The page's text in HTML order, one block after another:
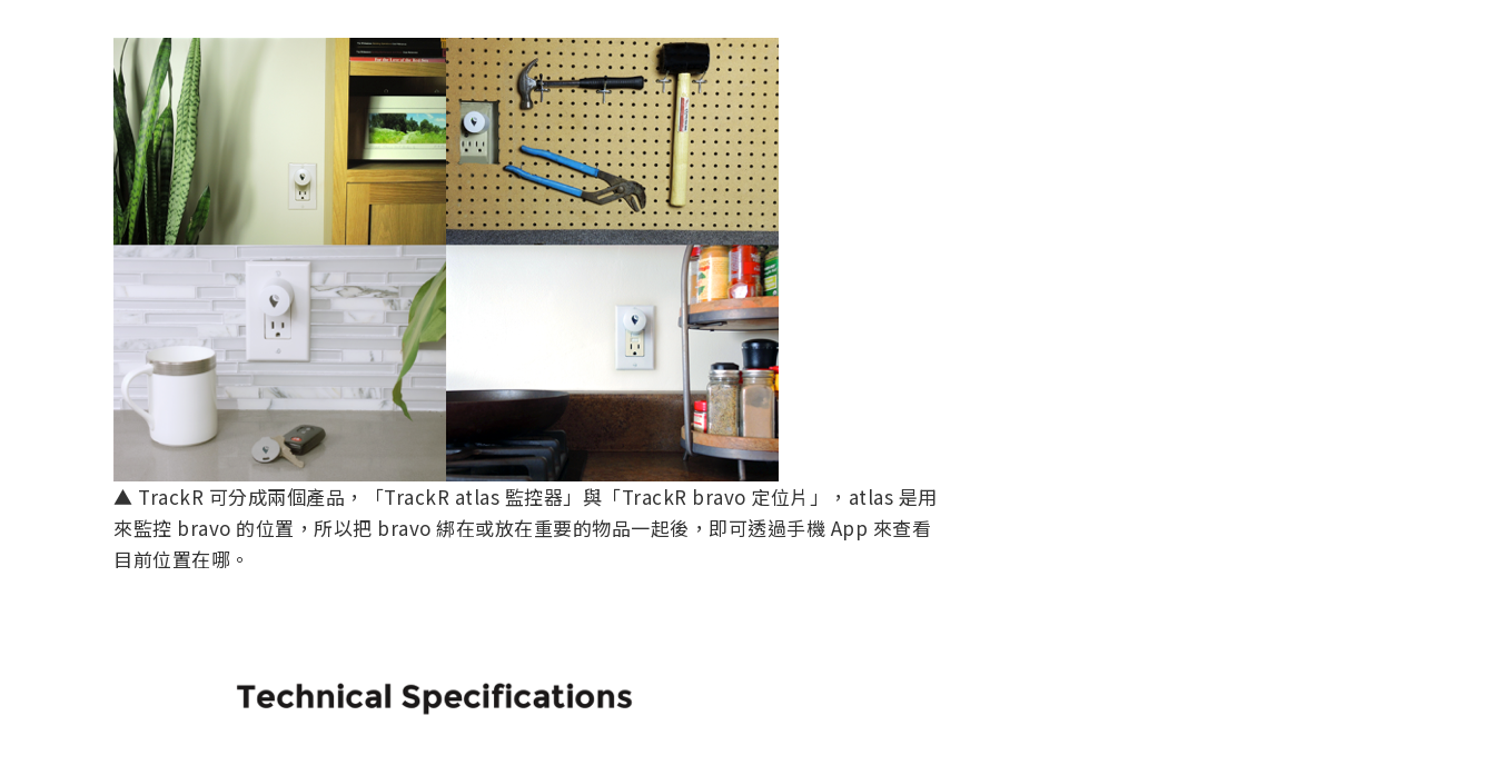
▲ TrackR 可分成兩個產品，「TrackR atlas 監控器」與「TrackR bravo 定位片」，atlas 是用
來監控 bravo 的位置，所以把 bravo 綁在或放在重要的物品一起後，即可透過手機 App 來查看
目前位置在哪。